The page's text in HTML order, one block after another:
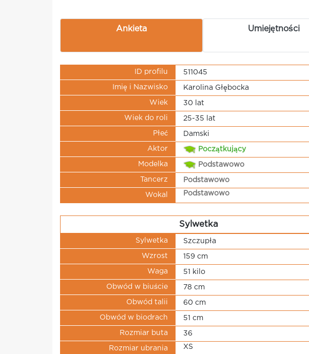
Ankieta Umiejętności
ID profilu 511045
Imię i Nazwisko Karolina Głębocka
Wiek 30 lat
Wiek do roli 25-35 lat
Płeć Damski
Aktor Początkujący
Modelka Podstawowo
Tancerz Podstawowo
Wokal Podstawowo
Sylwetka
Sylwetka Szczupła
Wzrost 159 cm
Waga 51 kilo
Obwód w biuście 78 cm
Obwód talii 60 cm
Obwód w biodrach 51 cm
Rozmiar buta 36
Rozmiar ubrania XS